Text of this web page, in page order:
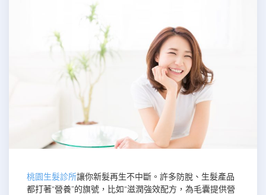
桃園生髮診所讓你新髮再生不中斷。許多防脫、生髮產品
都打著“營養”的旗號，比如“滋潤強效配方，為毛囊提供營